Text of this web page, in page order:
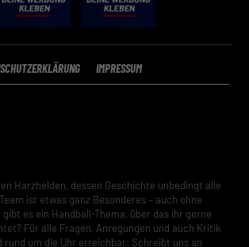
IMPRESSUM
Harzhelden, dessen Geschichte unbedingt alle
ist etwas ganz Besonderes – auch ohne
es ein Handball-Thema, über das ihr gerne
Für alle Fragen, Anregungen und auch Kritik
rund um die Uhr erreichbar: Schreibt uns an